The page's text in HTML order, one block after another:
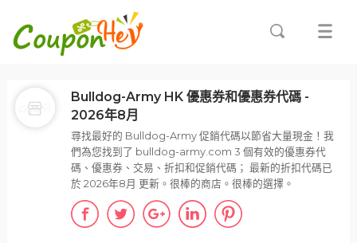
Bulldog-Army HK 優惠券和優惠券代碼 -
2026年8月
尋找最好的 Bulldog-Army 促銷代碼以節省大量現金！我
們為您找到了 bulldog-army.com 3 個有效的優惠券代
碼、優惠券、交易、折扣和促銷代碼； 最新的折扣代碼已
於 2026年8月 更新。很棒的商店。很棒的選擇。